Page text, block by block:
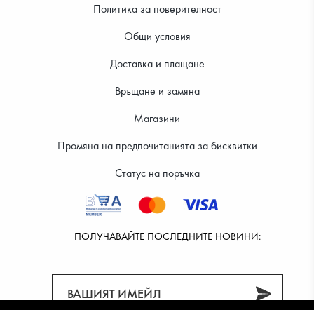
Политика за поверителност
Общи условия
Доставка и плащане
Връщане и замяна
Магазини
Промяна на предпочитанията за бисквитки
Статус на поръчка
ПОЛУЧАВАЙТЕ ПОСЛЕДНИТЕ НОВИНИ: